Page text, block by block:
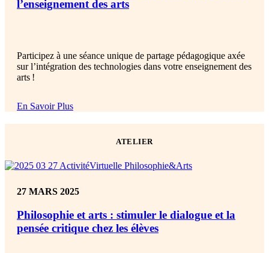
l’enseignement des arts
Participez à une séance unique de partage pédagogique axée
sur l’intégration des technologies dans votre enseignement des
arts !
En Savoir Plus
ATELIER
27 MARS 2025
Philosophie et arts : stimuler le dialogue et la
pensée critique chez les élèves